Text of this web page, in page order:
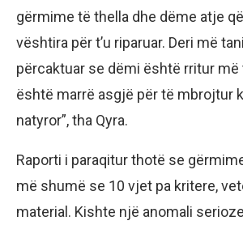
gërmime të thella dhe dëme atje
vështira për t’u riparuar. Deri më
përcaktuar se dëmi është rritur më
është marrë asgjë për të mbrojtur
natyror”, tha Qyra.
Raporti i paraqitur thotë se
më shumë se 10 vjet pa kritere,
material. Kishte një anomali